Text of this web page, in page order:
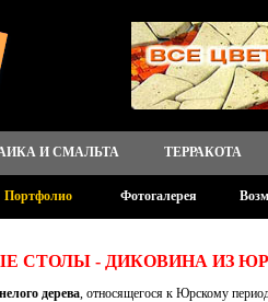
И СМАЛЬТА ТЕРРАКОТА
Портфолио Фотогалерея
СТОЛЫ - ДИКОВИНА ИЗ
дерева , относящегося к Юрскому